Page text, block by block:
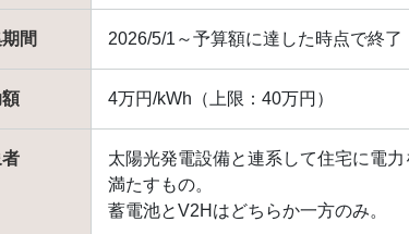
間 2026/5/1～予算額に達した時点で終了
4万円/kWh（上限：40万円）
太陽光発電設備と連系して住宅に電
満たすもの。
蓄電池とV2Hはどちらか一方のみ。